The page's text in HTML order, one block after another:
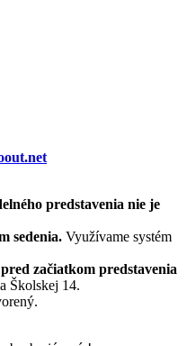
predstavenia nie je
sedenia. Využívame systém
začiatkom predstavenia
Školskej 14.